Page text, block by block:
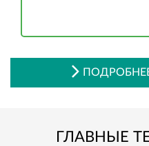
ПОДРОБНЕЕ
ГЛАВНЫЕ